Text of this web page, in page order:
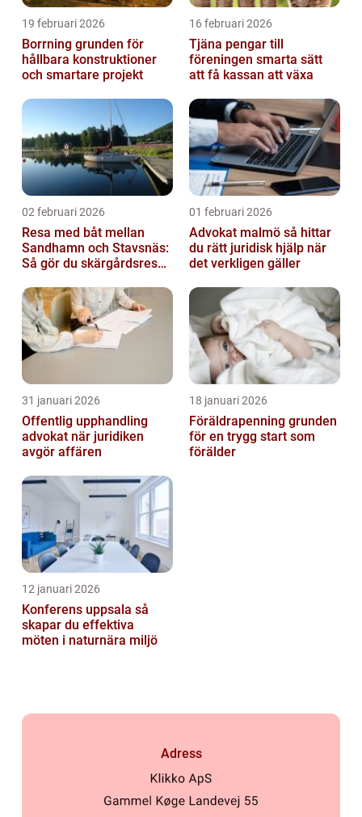
19 februari 2026
Borrning grunden för
hållbara konstruktioner
och smartare projekt
16 februari 2026
Tjäna pengar till
föreningen smarta sätt
att få kassan att växa
02 februari 2026
Resa med båt mellan
Sandhamn och Stavsnäs:
Så gör du skärgårdsresan
01 februari 2026
Advokat malmö så hittar
du rätt juridisk hjälp när
det verkligen gäller
31 januari 2026
Offentlig upphandling
advokat när juridiken
avgör affären
18 januari 2026
Föräldrapenning grunden
för en trygg start som
förälder
12 januari 2026
Konferens uppsala så
skapar du effektiva
möten i naturnära miljö
Adress